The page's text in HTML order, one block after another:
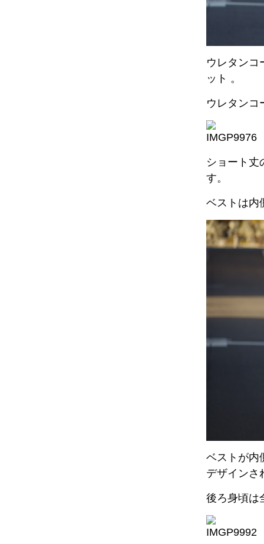
ウレタンコ
ット 。
ウレタン
ショート丈
す。
ベストは内
ベストが内
デザインさ
後ろ身頃は